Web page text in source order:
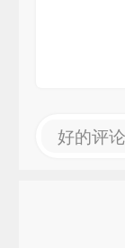
好的评